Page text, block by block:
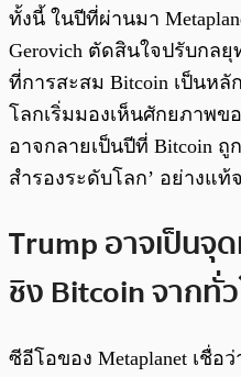
ทั้งนี้ ในปีที่ผ่านมา
Gerovich ตัดสินใจปรับกล
ที่การสะสม Bitcoin เป็นหลั
โลกเริ่มมองเห็นศักยภาพข
อาจกลายเป็นปีที่ Bitcoin
สำรองระดับโลก’ อย่างแท้
Trump อาจเป็นจุ
ชิง Bitcoin จากทั่
ซีอีโอของ Metaplanet เชื่อ